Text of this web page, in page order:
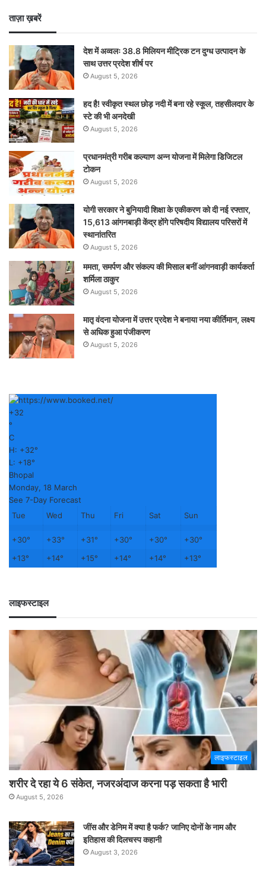
ताज़ा ख़बरें
देश में अव्वलः 38.8 मिलियन मीट्रिक टन दुग्ध उत्पादन के
साथ उत्तर प्रदेश शीर्ष पर
August 5, 2026
हद है! स्वीकृत स्थल छोड़ नदी में बना रहे स्कूल, तहसीलदार के
स्टे की भी अनदेखी
August 5, 2026
प्रधानमंत्री गरीब कल्याण अन्न योजना में मिलेगा डिजिटल
टोकन
August 5, 2026
योगी सरकार ने बुनियादी शिक्षा के एकीकरण को दी नई रफ्तार,
15,613 आंगनबाड़ी केंद्र होंगे परिषदीय विद्यालय परिसरों में
स्थानांतरित
August 5, 2026
ममता, समर्पण और संकल्प की मिसाल बनीं आंगनवाड़ी कार्यकर्ता
शर्मिला ठाकुर
August 5, 2026
मातृ वंदना योजना में उत्तर प्रदेश ने बनाया नया कीर्तिमान, लक्ष्य
से अधिक हुआ पंजीकरण
August 5, 2026
+32
°
C
H: +32°
L: +18°
Bhopal
Monday, 18 March
See 7-Day Forecast
Tue
Wed Thu Fri Sat Sun
+30° +33° +31° +30° +30° +30°
+13° +14° +15° +14° +14° +13°
लाइफस्टाइल
लाइफस्टाइल
शरीर दे रहा ये 6 संकेत, नजरअंदाज करना पड़ सकता है भारी
August 5, 2026
जींस और डेनिम में क्या है फर्क? जानिए दोनों के नाम और
इतिहास की दिलचस्प कहानी
August 3, 2026